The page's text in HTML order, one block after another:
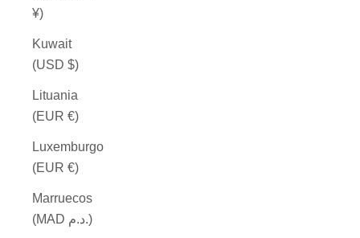
¥)
Kuwait
(USD $)
Lituania
(EUR €)
Luxemburgo
(EUR €)
Marruecos
(MAD د.م.)